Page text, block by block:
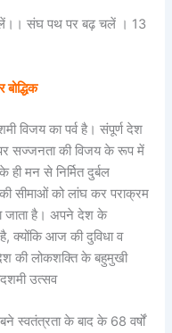
संघ पथ पर बढ़ चलें । 13
विजय का पर्व है। संपूर्ण देश
पर सज्जनता की विजय के रूप में
मन से निर्मित दुर्बल
सीमाओं को लांघ कर पराक्रम
जाता है। अपने देश के
क्योंकि आज की दुविधा व
की लोकशक्ति के बहुमुखी
उत्सव
स्वतंत्रता के बाद के 68 वर्षों